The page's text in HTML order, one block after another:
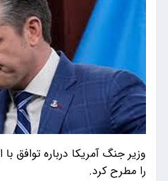
وزیر جنگ آمریکا درباره توافق
را مطرح کرد.